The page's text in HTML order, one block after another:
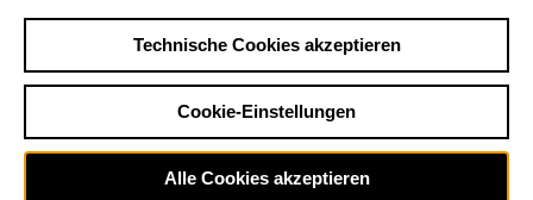
Technische Cookies akzeptieren
Cookie-Einstellungen
Alle Cookies akzeptieren